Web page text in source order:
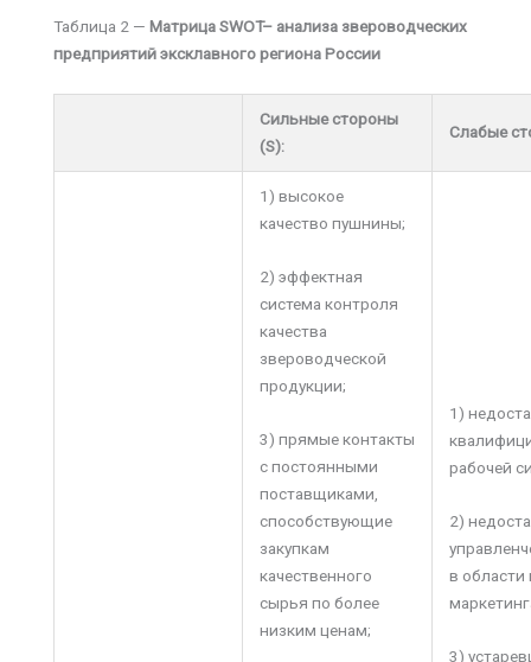
Таблица 2 — МатрицаSWOT– анализа звероводческих
предприятий эксклавного региона России
Сильные стороны
(S):
Слабые
1) высокое
качество пушнины;
2) эффектная
система контроля
качества
звероводческой
продукции;
3) прямые контакты
с постоянными
поставщиками,
способствующие
закупкам
качественного
сырья по более
низким ценам;
1)
рабочей
2)
в
3)